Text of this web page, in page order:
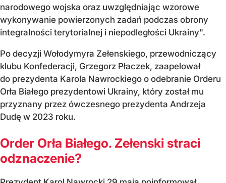
narodowego wojska oraz uwzględniając wzorowe
wykonywanie powierzonych zadań podczas obrony
integralności terytorialnej i niepodległości Ukrainy".
Po decyzji Wołodymyra Zełenskiego, przewodniczący
klubu Konfederacji, Grzegorz Płaczek, zaapelował
do prezydenta Karola Nawrockiego o odebranie Orderu
Orła Białego prezydentowi Ukrainy, który został mu
przyznany przez ówczesnego prezydenta Andrzeja
Dudę w 2023 roku.
Order Orła Białego. Zełenski straci
odznaczenie?